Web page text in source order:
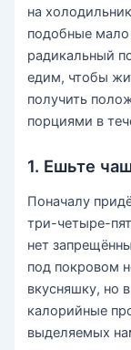
на
подобные
радикальный
едим, чтобы
получить
порциями в
1. Ешьте
Поначалу
три-четыре-
нет
под покровом
вкусняшку, но
калорийные
выделяемых